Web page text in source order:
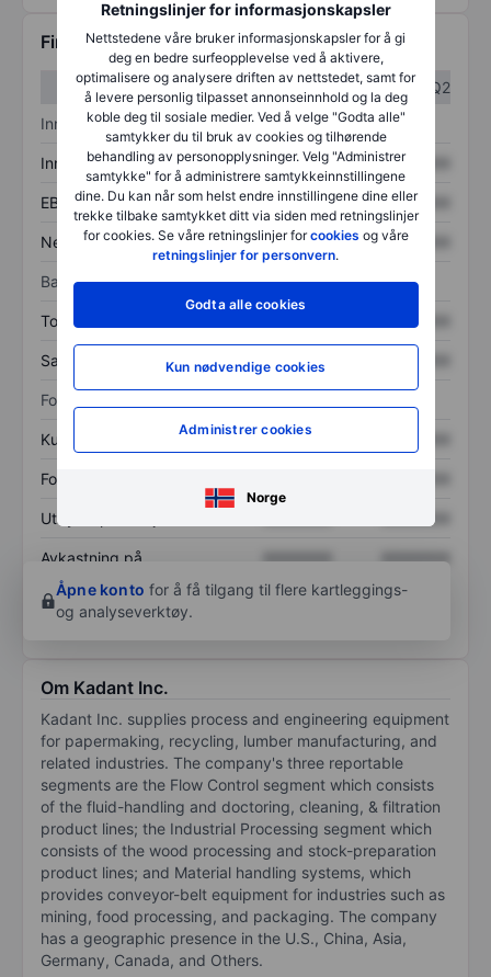
Retningslinjer for informasjonskapsler
Nettstedene våre bruker informasjonskapsler for å gi
deg en bedre surfeopplevelse ved å aktivere,
optimalisere og analysere driften av nettstedet, samt for
å levere personlig tilpasset annonseinnhold og la deg
koble deg til sosiale medier. Ved å velge "Godta alle"
samtykker du til bruk av cookies og tilhørende
behandling av personopplysninger. Velg "Administrer
samtykke" for å administrere samtykkeinnstillingene
dine. Du kan når som helst endre innstillingene dine eller
trekke tilbake samtykket ditt via siden med retningslinjer
for cookies. Se våre retningslinjer forcookies og våre
retningslinjer for personvern.
Godta alle cookies
Kun nødvendige cookies
Administrer cookies
Norge
Finansiell informasjon
Q1
Q2
Inntektsoversikt
Inntekter XXXXXXX XXXXXXX
EBITDA XXXXXXX XXXXXXX
Nettoinntekt XXXXXXX XXXXXXX
Balanse
Totale eiendeler XXXXXXX
Samlet gjeld XXXXXXX
Forholdstall
Kurs/salg XXXXXXX
Fortjeneste per aksje
Utbytte per aksje XXXXXXX
Avkastning på
egenkapital
XXXXXXX
XXXXXXX
Åpne konto for å få tilgang til flere kartleggings-
og analyseverktøy.
Om Kadant Inc.
Kadant Inc. supplies process and engineering equipment
for papermaking, recycling, lumber manufacturing, and
related industries. The company's three reportable
segments are the Flow Control segment which consists
of the fluid-handling and doctoring, cleaning, & filtration
product lines; the Industrial Processing segment which
consists of the wood processing and stock-preparation
product lines; and Material handling systems, which
provides conveyor-belt equipment for industries such as
mining, food processing, and packaging. The company
has a geographic presence in the U.S., China, Asia,
Germany, Canada, and Others.